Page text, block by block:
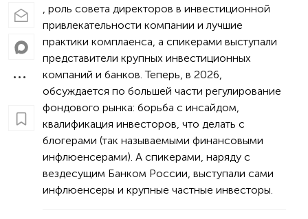
, роль совета директоров в инвестиционной
привлекательности компании и лучшие
практики комплаенса, а спикерами выступали
представители крупных инвестиционных
компаний и банков. Теперь, в 2026,
обсуждается по большей части регулирование
фондового рынка: борьба с инсайдом,
квалификация инвесторов, что делать с
блогерами (так называемыми финансовыми
инфлюенсерами). А спикерами, наряду с
вездесущим Банком России, выступали сами
инфлюенсеры и крупные частные инвесторы.